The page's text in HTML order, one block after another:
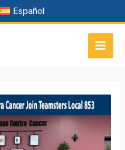
Español